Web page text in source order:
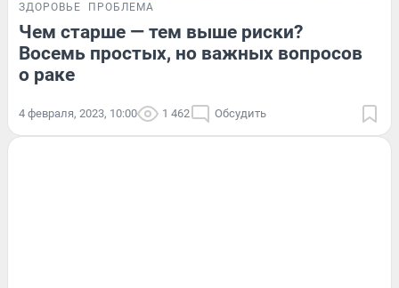
ЗДОРОВЬЕ ПРОБЛЕМА
Чем старше — тем выше риски?
Восемь простых, но важных вопросов
о раке
4 февраля, 2023, 10:00 1 462 Обсудить